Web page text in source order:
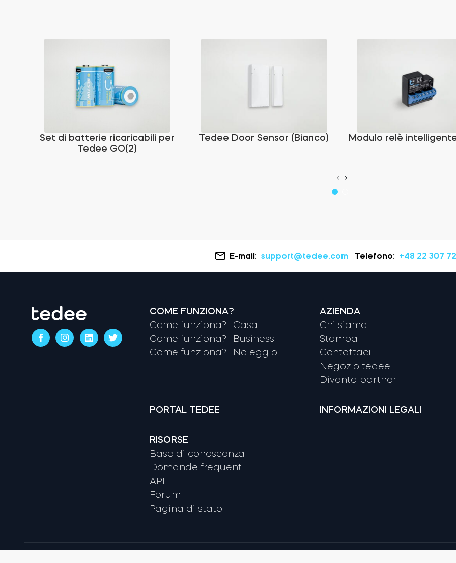
Set di batterie ricaricabili per
Tedee GO(2)
Tedee Door Sensor (Bianco) Modulo relè
‹ ›
E-mail: support@tedee.com Telefono: +48 22 307
COME FUNZIONA?
Come funziona? | Casa
Come funziona? | Business
Come funziona? | Noleggio
AZIENDA
Chi siamo
Stampa
Contattaci
Negozio tedee
Diventa partner
PORTAL TEDEE INFORMAZIONI LEGALI
RISORSE
Base di conoscenza
Domande frequenti
API
Forum
Pagina di stato